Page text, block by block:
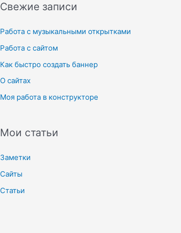
с
к
Свежие записи
Работа с музыкальными открытками
Работа с сайтом
Как быстро создать баннер
О сайтах
Моя работа в конструкторе
Мои статьи
Заметки
Сайты
Статьи